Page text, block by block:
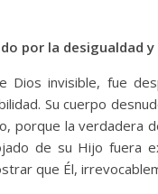
por la desigualdad
Dios invisible, fue
Su cuerpo
porque la verdadera
de su Hijo fuera
que Él,